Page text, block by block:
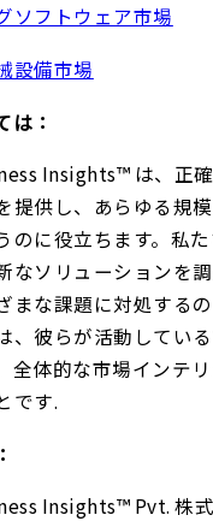
ソフトウェア市場
設備市場
は：
Insights™ は、正
提供し、あらゆる規
のに役立ちます。私
なソリューションを
まな課題に対処するの
、彼らが活動してい
全体的な市場インテ
です.
Insights™ Pvt. 株